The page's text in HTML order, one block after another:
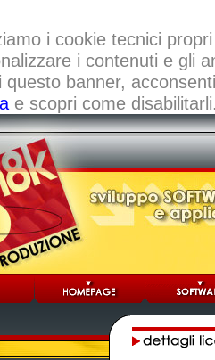
i cookie tecnici
i contenuti e gli
questo banner,
e scopri come